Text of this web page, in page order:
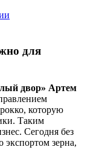
для
двор» Артем
которую
Таким
Сегодня без
экспортом зерна,